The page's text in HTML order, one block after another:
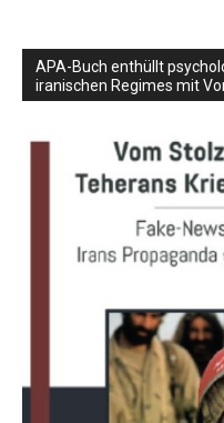
APA-Buch enthüllt
iranischen Regimes mit